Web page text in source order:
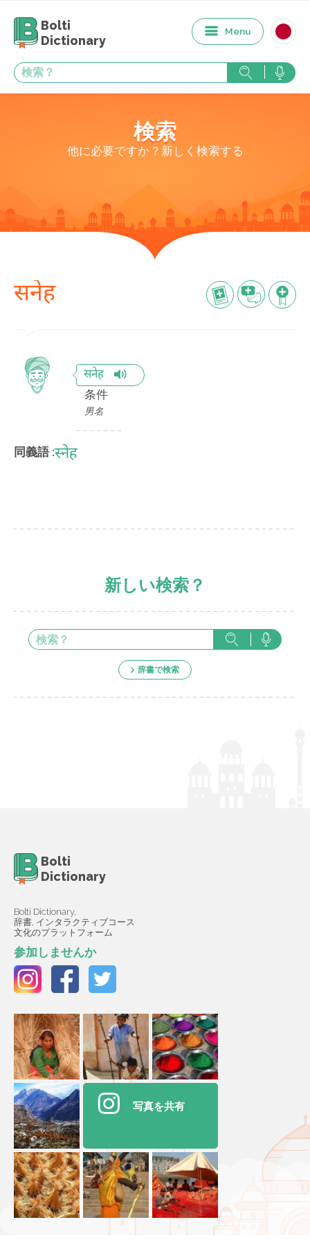
Bolti
Dictionary
Menu
検索
他に必要ですか？新しく検索する
सनेह
सनेह
条件
男名
同義語 :स्नेह
新しい検索？
辞書で検索
Bolti
Dictionary
Bolti Dictionary,
辞書, インタラクティブコース
文化のプラットフォーム
参加しませんか
写真を共有